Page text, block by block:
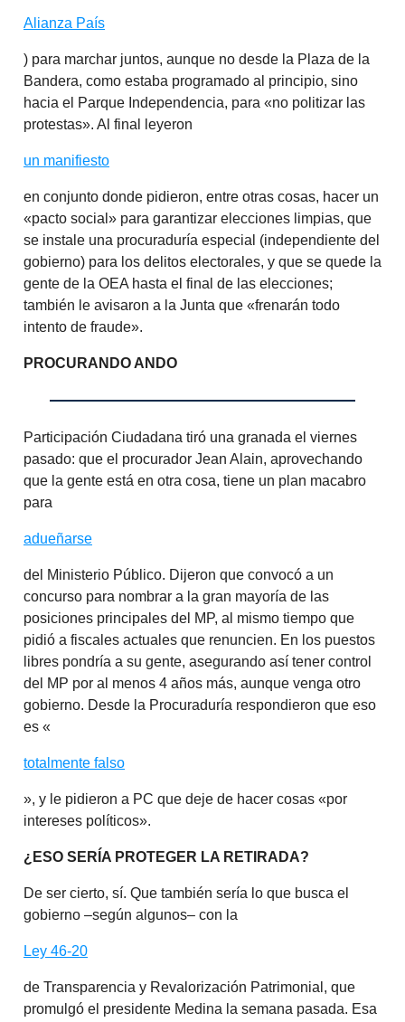
Alianza País
) para marchar juntos, aunque no desde la Plaza de la
Bandera, como estaba programado al principio, sino
hacia el Parque Independencia, para «no politizar las
protestas». Al final leyeron
un manifiesto
en conjunto donde pidieron, entre otras cosas, hacer un
«pacto social» para garantizar elecciones limpias, que
se instale una procuraduría especial (independiente del
gobierno) para los delitos electorales, y que se quede la
gente de la OEA hasta el final de las elecciones;
también le avisaron a la Junta que «frenarán todo
intento de fraude».
PROCURANDO ANDO
Participación Ciudadana tiró una granada el viernes
pasado: que el procurador Jean Alain, aprovechando
que la gente está en otra cosa, tiene un plan macabro
para
adueñarse
del Ministerio Público. Dijeron que convocó a un
concurso para nombrar a la gran mayoría de las
posiciones principales del MP, al mismo tiempo que
pidió a fiscales actuales que renuncien. En los puestos
libres pondría a su gente, asegurando así tener control
del MP por al menos 4 años más, aunque venga otro
gobierno. Desde la Procuraduría respondieron que eso
es «
totalmente falso
», y le pidieron a PC que deje de hacer cosas «por
intereses políticos».
¿ESO SERÍA PROTEGER LA RETIRADA?
De ser cierto, sí. Que también sería lo que busca el
gobierno –según algunos– con la
Ley 46-20
de Transparencia y Revalorización Patrimonial, que
promulgó el presidente Medina la semana pasada. Esa